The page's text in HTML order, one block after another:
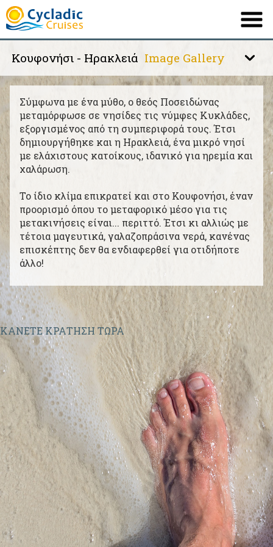
ΕΤΑΙΡΕΙΑ
ΤΟ ΠΛΟΙΟ ΜΑΣ
ΔΡΟΜΟΛΟΓΙΑ
ΠΡΟΟΡΙΣΜΟΙ
ΠΛΗΡΟΦΟΡΙΕΣ
ΠΡΟΣΦΟΡΕΣ
ΕΠΙΚΟΙΝΩΝΙΑ
English |French
Πάρος2284021708|Νάξος2285024131
Image Gallery
Κουφονήσι - Ηρακλειά
Σαντορίνη
Μύκονος
Νάξος
Κουφονήσι - Ηρακλειά
Δήλος
Σύμφωνα με ένα μύθο, ο θεός Ποσειδώνας
μεταμόρφωσε σε νησίδες τις νύμφες Κυκλάδες,
εξοργισμένος από τη συμπεριφορά τους. Έτσι
δημιουργήθηκε και η Ηρακλειά, ένα μικρό νησί
με ελάχιστους κατοίκους, ιδανικό για ηρεμία και
χαλάρωση.
Το ίδιο κλίμα επικρατεί και στο Κουφονήσι, έναν
προορισμό όπου το μεταφορικό μέσο για τις
μετακινήσεις είναι... περιττό. Έτσι κι αλλιώς με
τέτοια μαγευτικά, γαλαζοπράσινα νερά, κανένας
επισκέπτης δεν θα ενδιαφερθεί για οτιδήποτε
άλλο!
ΚΑΝΕΤΕ ΚΡΑΤΗΣΗ ΤΩΡΑ